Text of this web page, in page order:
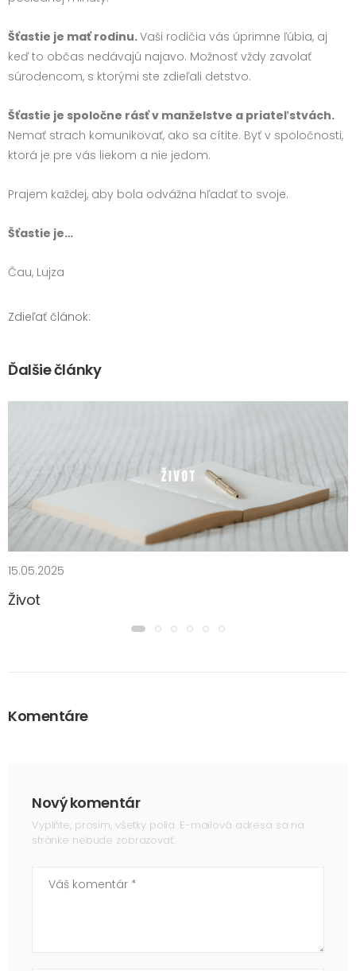
Šťastie je mať rodinu.Vaši rodičia vás úprimne ľúbia, aj
keď to občas nedávajú najavo. Možnosť vždy zavolať
súrodencom, s ktorými ste zdieľali detstvo.
Šťastie je spoločne rásť v manželstve a priateľstvách.
Nemať strach komunikovať, ako sa cítite. Byť v spoločnosti,
ktorá je pre vás liekom a nie jedom.
Prajem každej, aby bola odvážna hľadať to svoje.
Šťastie je…
Čau, Lujza
Zdieľať článok:
Ďalšie články
15.05.2025
Život
Komentáre
Nový komentár
Vyplňte, prosím, všetky polia. E-mailová adresa sa na
stránke nebude zobrazovať.
Váš komentár